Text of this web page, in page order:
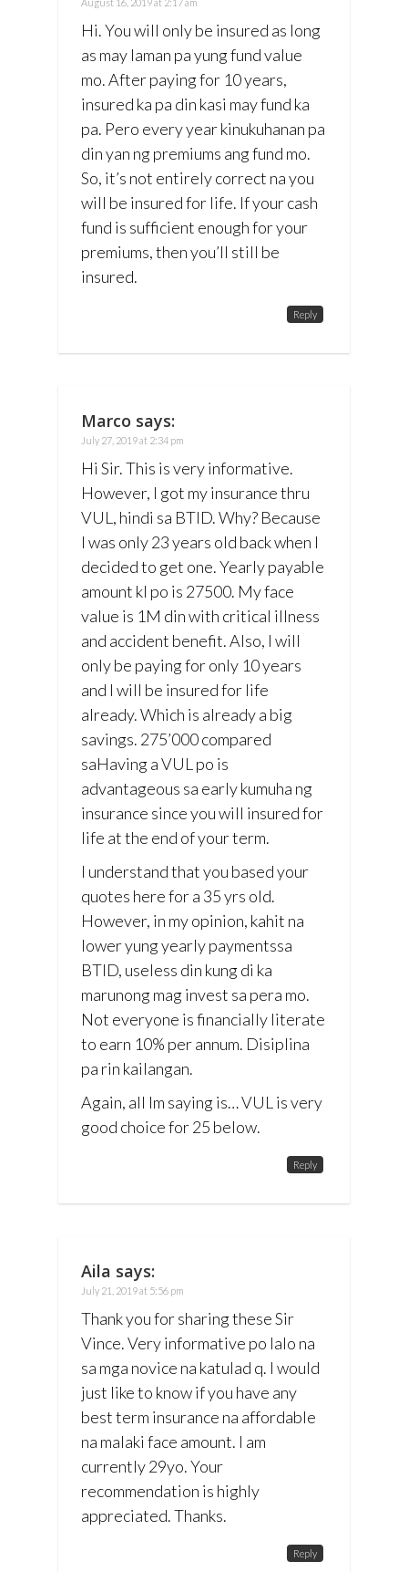
Hi. You will only be insured as long
as may laman pa yung fund value
mo. After paying for 10 years,
insured ka pa din kasi may fund ka
pa. Pero every year kinukuhanan pa
din yan ng premiums ang fund mo.
So, it’s not entirely correct na you
will be insured for life. If your cash
fund is sufficient enough for your
premiums, then you’ll still be
insured.
Reply
Marco says:
July 27, 2019 at 2:34 pm
Hi Sir. This is very informative.
However, I got my insurance thru
VUL, hindi sa BTID. Why? Because
I was only 23 years old back when I
decided to get one. Yearly payable
amount kl po is 27500. My face
value is 1M din with critical illness
and accident benefit. Also, I will
only be paying for only 10 years
and I will be insured for life
already. Which is already a big
savings. 275’000 compared
saHaving a VUL po is
advantageous sa early kumuha ng
insurance since you will insured for
life at the end of your term.
I understand that you based your
quotes here for a 35 yrs old.
However, in my opinion, kahit na
lower yung yearly paymentssa
BTID, useless din kung di ka
marunong mag invest sa pera mo.
Not everyone is financially literate
to earn 10% per annum. Disiplina
pa rin kailangan.
Again, all Im saying is… VUL is very
good choice for 25 below.
Reply
Aila says:
July 21, 2019 at 5:56 pm
Thank you for sharing these Sir
Vince. Very informative po lalo na
sa mga novice na katulad q. I would
just like to know if you have any
best term insurance na affordable
na malaki face amount. I am
currently 29yo. Your
recommendation is highly
appreciated. Thanks.
Reply